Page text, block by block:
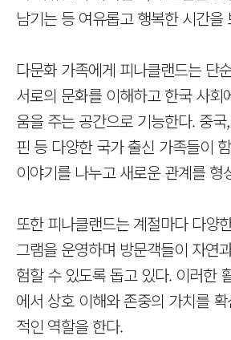
남기는 등 여유롭고 행복한 시간을
다문화 가족에게 피나클랜드는 단
서로의 문화를 이해하고 한국 사회
움을 주는 공간으로 기능한다. 중
핀 등 다양한 국가 출신 가족들이
이야기를 나누고 새로운 관계를 형
또한 피나클랜드는 계절마다 다양
그램을 운영하며 방문객들이 자연
험할 수 있도록 돕고 있다. 이러한
에서 상호 이해와 존중의 가치를
적인 역할을 한다.